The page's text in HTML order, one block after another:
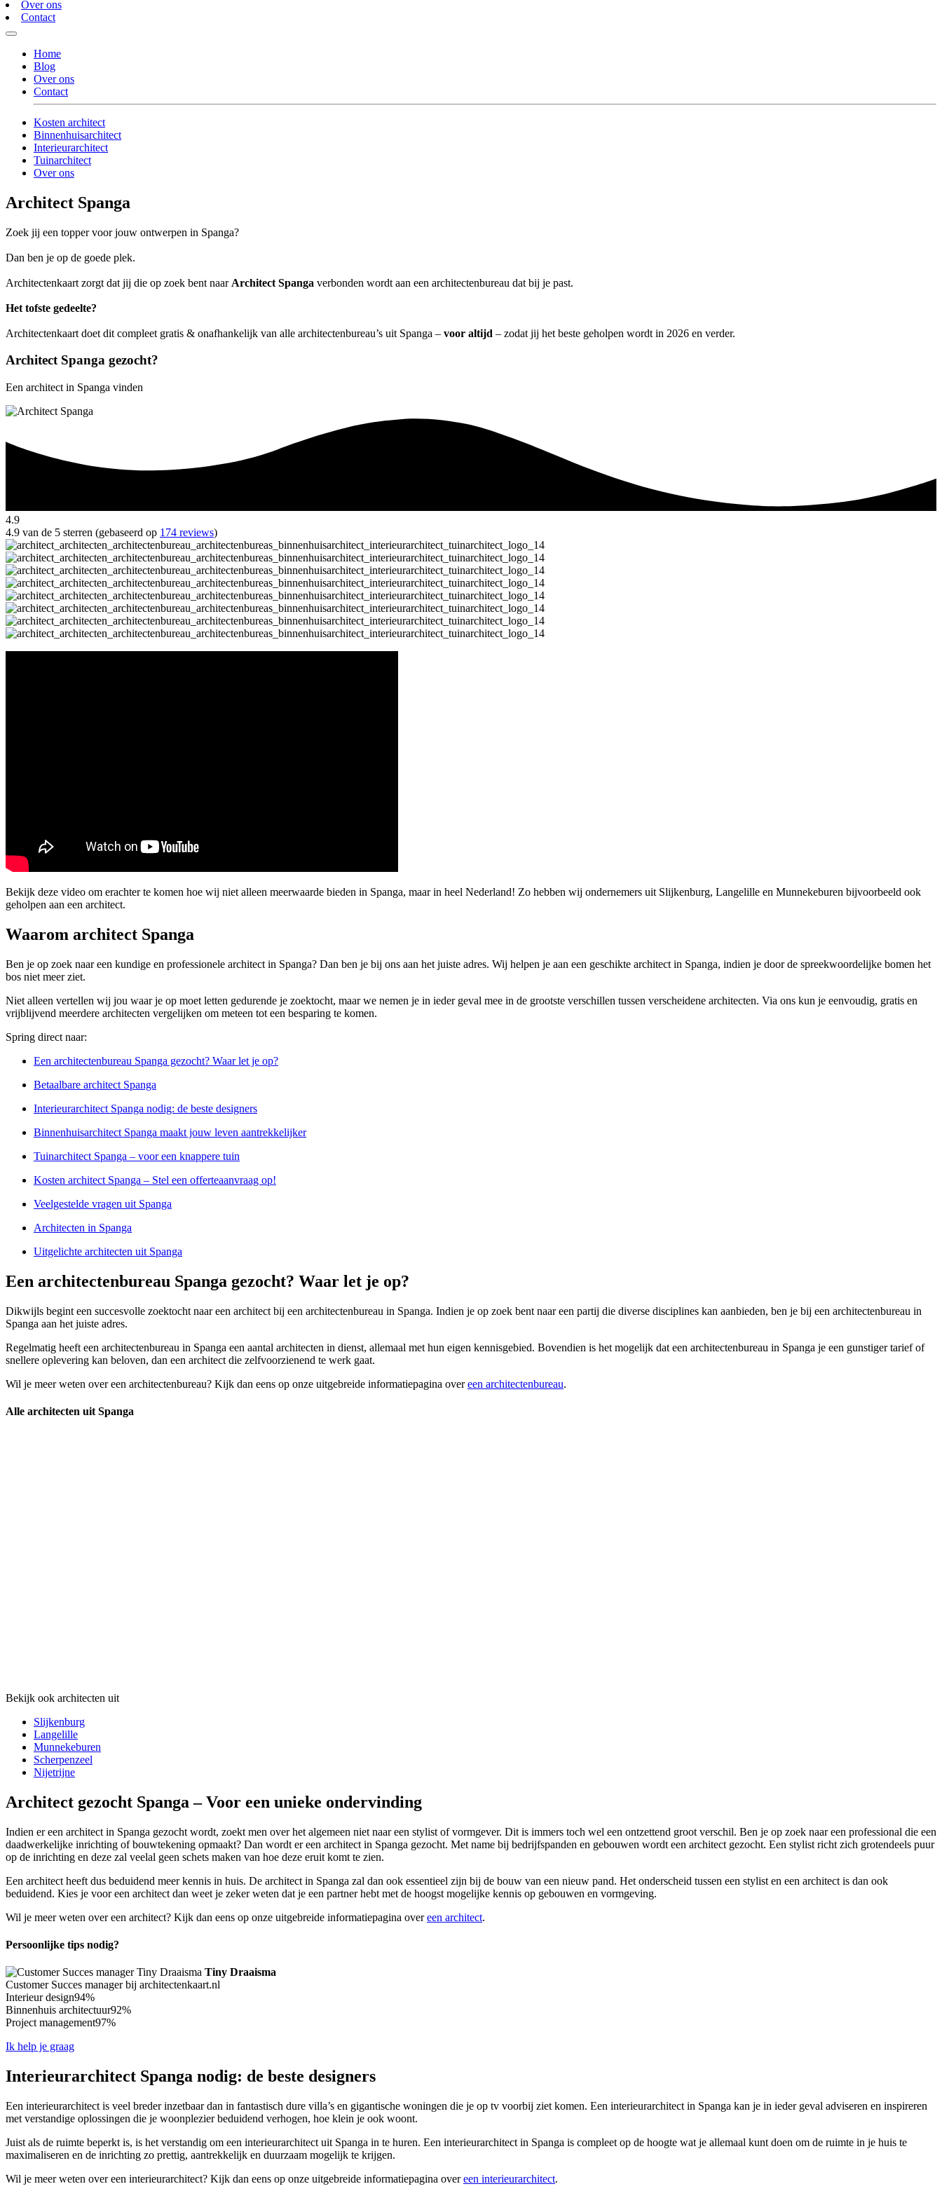
Over ons
Contact
Home
Blog
Over ons
Contact
Kosten architect
Binnenhuisarchitect
Interieurarchitect
Tuinarchitect
Over ons
Architect Spanga
Zoek jij een topper voor jouw ontwerpen in Spanga?
Dan ben je op de goede plek.
Architectenkaart zorgt dat jij die op zoek bent naar Architect Spanga verbonden wordt aan een architectenbureau dat bij je past.
Het tofste gedeelte?
Architectenkaart doet dit compleet gratis & onafhankelijk van alle architectenbureau’s uit Spanga – voor altijd – zodat jij het beste geholpen wordt in 2026 en verder.
Architect Spanga gezocht?
Een architect in Spanga vinden
4.9
4.9 van de 5 sterren (gebaseerd op 174 reviews)
Bekijk deze video om erachter te komen hoe wij niet alleen meerwaarde bieden in Spanga, maar in heel Nederland! Zo hebben wij ondernemers uit Slijkenburg, Langelille en Munnekeburen bijvoorbeeld ook
geholpen aan een architect.
Waarom architect Spanga
Ben je op zoek naar een kundige en professionele architect in Spanga? Dan ben je bij ons aan het juiste adres. Wij helpen je aan een geschikte architect in Spanga, indien je door de spreekwoordelijke bomen het
bos niet meer ziet.
Niet alleen vertellen wij jou waar je op moet letten gedurende je zoektocht, maar we nemen je in ieder geval mee in de grootste verschillen tussen verscheidene architecten. Via ons kun je eenvoudig, gratis en
vrijblijvend meerdere architecten vergelijken om meteen tot een besparing te komen.
Spring direct naar:
Een architectenbureau Spanga gezocht? Waar let je op?
Betaalbare architect Spanga
Interieurarchitect Spanga nodig: de beste designers
Binnenhuisarchitect Spanga maakt jouw leven aantrekkelijker
Tuinarchitect Spanga – voor een knappere tuin
Kosten architect Spanga – Stel een offerteaanvraag op!
Veelgestelde vragen uit Spanga
Architecten in Spanga
Uitgelichte architecten uit Spanga
Een architectenbureau Spanga gezocht? Waar let je op?
Dikwijls begint een succesvolle zoektocht naar een architect bij een architectenbureau in Spanga. Indien je op zoek bent naar een partij die diverse disciplines kan aanbieden, ben je bij een architectenbureau in
Spanga aan het juiste adres.
Regelmatig heeft een architectenbureau in Spanga een aantal architecten in dienst, allemaal met hun eigen kennisgebied. Bovendien is het mogelijk dat een architectenbureau in Spanga je een gunstiger tarief of
snellere oplevering kan beloven, dan een architect die zelfvoorzienend te werk gaat.
Wil je meer weten over een architectenbureau? Kijk dan eens op onze uitgebreide informatiepagina overeen architectenbureau.
Alle architecten uit Spanga
Bekijk ook architecten uit
Slijkenburg
Langelille
Munnekeburen
Scherpenzeel
Nijetrijne
Architect gezocht Spanga – Voor een unieke ondervinding
Indien er een architect in Spanga gezocht wordt, zoekt men over het algemeen niet naar een stylist of vormgever. Dit is immers toch wel een ontzettend groot verschil. Ben je op zoek naar een professional die een
daadwerkelijke inrichting of bouwtekening opmaakt? Dan wordt er een architect in Spanga gezocht. Met name bij bedrijfspanden en gebouwen wordt een architect gezocht. Een stylist richt zich grotendeels puur
op de inrichting en deze zal veelal geen schets maken van hoe deze eruit komt te zien.
Een architect heeft dus beduidend meer kennis in huis. De architect in Spanga zal dan ook essentieel zijn bij de bouw van een nieuw pand. Het onderscheid tussen een stylist en een architect is dan ook
beduidend. Kies je voor een architect dan weet je zeker weten dat je een partner hebt met de hoogst mogelijke kennis op gebouwen en vormgeving.
Wil je meer weten over een architect? Kijk dan eens op onze uitgebreide informatiepagina overeen architect.
Persoonlijke tips nodig?
Tiny Draaisma
Customer Succes manager bij architectenkaart.nl
Interieur design94%
Binnenhuis architectuur92%
Project management97%
Ik help je graag
Interieurarchitect Spanga nodig: de beste designers
Een interieurarchitect is veel breder inzetbaar dan in fantastisch dure villa’s en gigantische woningen die je op tv voorbij ziet komen. Een interieurarchitect in Spanga kan je in ieder geval adviseren en inspireren
met verstandige oplossingen die je woonplezier beduidend verhogen, hoe klein je ook woont.
Juist als de ruimte beperkt is, is het verstandig om een interieurarchitect uit Spanga in te huren. Een interieurarchitect in Spanga is compleet op de hoogte wat je allemaal kunt doen om de ruimte in je huis te
maximaliseren en de inrichting zo prettig, aantrekkelijk en duurzaam mogelijk te krijgen.
Wil je meer weten over een interieurarchitect? Kijk dan eens op onze uitgebreide informatiepagina overeen interieurarchitect.